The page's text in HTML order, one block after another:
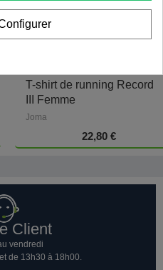
T-shirt de running Record
III Femme
Joma
22,80 €
Client
vendredi
de 13h30 à 18h00.